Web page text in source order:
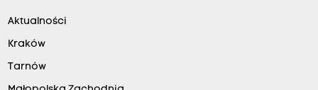
Aktualności
Kraków
Tarnów